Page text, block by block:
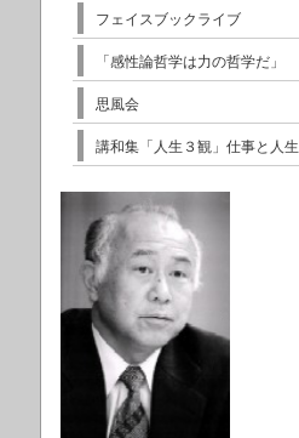
フェイスブックライブ
「感性論哲学は力の哲学だ」
思風会
講和集「人生３観」仕事と人生